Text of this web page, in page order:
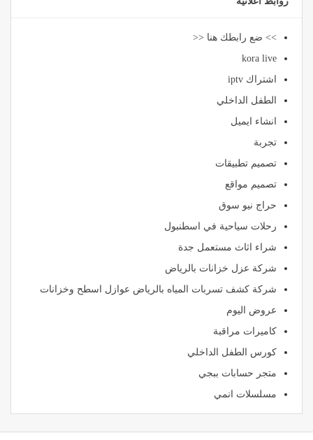
>> ضع رابطك هنا <<
kora live
اشتراك iptv
الطفل الداخلي
انشاء ايميل
تجربة
تصميم تطبيقات
تصميم مواقع
حراج نيو سوق
رحلات سياحية في اسطنبول
شراء اثاث مستعمل جدة
شركة عزل خزانات بالرياض
شركة كشف تسربات المياه بالرياض عوازل اسطح وخزانات
عروض اليوم
كاميرات مراقبة
كورس الطفل الداخلي
متجر حسابات ببجي
مسلسلات انمي